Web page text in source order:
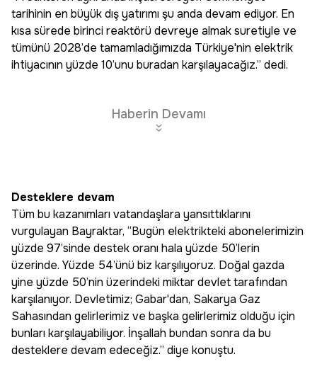
tarihinin en büyük dış yatırımı şu anda devam ediyor. En
kısa sürede birinci reaktörü devreye almak suretiyle ve
tümünü 2028’de tamamladığımızda Türkiye'nin elektrik
ihtiyacının yüzde 10’unu buradan karşılayacağız.” dedi.
Haberin Devamı
Desteklere devam
Tüm bu kazanımları vatandaşlara yansıttıklarını
vurgulayan Bayraktar, “Bugün elektrikteki abonelerimizin
yüzde 97’sinde destek oranı hala yüzde 50’lerin
üzerinde. Yüzde 54’ünü biz karşılıyoruz. Doğal gazda
yine yüzde 50’nin üzerindeki miktar devlet tarafından
karşılanıyor. Devletimiz; Gabar'dan, Sakarya Gaz
Sahasından gelirlerimiz ve başka gelirlerimiz olduğu için
bunları karşılayabiliyor. İnşallah bundan sonra da bu
desteklere devam edeceğiz.” diye konuştu.